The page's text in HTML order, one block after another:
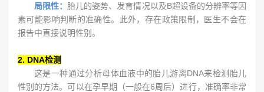
局限性： 胎儿的姿势、发育情况以及B超设备的分辨率等因
素可能影响判断的准确性。此外，存在政策限制，医生不会在
报告中直接说明性别。
2. DNA检测
这是一种通过分析母体血液中的胎儿游离DNA来检测胎儿
性别的方法。可以在孕早期（一般在6周后）进行，准确率非常